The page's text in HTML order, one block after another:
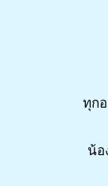
ทุก
น้อ